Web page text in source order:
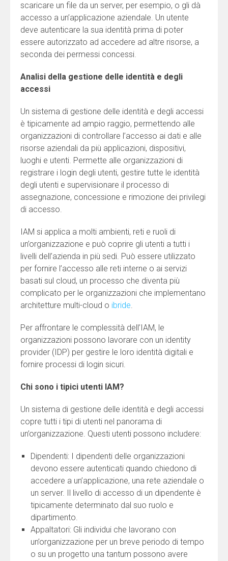
scaricare un file da un server, per esempio, o gli dà
accesso a un’applicazione aziendale. Un utente
deve autenticare la sua identità prima di poter
essere autorizzato ad accedere ad altre risorse, a
seconda dei permessi concessi.
Analisi della gestione delle identità e degli
accessi
Un sistema di gestione delle identità e degli accessi
è tipicamente ad ampio raggio, permettendo alle
organizzazioni di controllare l’accesso ai dati e alle
risorse aziendali da più applicazioni, dispositivi,
luoghi e utenti. Permette alle organizzazioni di
registrare i login degli utenti, gestire tutte le identità
degli utenti e supervisionare il processo di
assegnazione, concessione e rimozione dei privilegi
di accesso.
IAM si applica a molti ambienti, reti e ruoli di
un’organizzazione e può coprire gli utenti a tutti i
livelli dell’azienda in più sedi. Può essere utilizzato
per fornire l’accesso alle reti interne o ai servizi
basati sul cloud, un processo che diventa più
complicato per le organizzazioni che implementano
architetture multi-cloud o ibride.
Per affrontare le complessità dell’IAM, le
organizzazioni possono lavorare con un identity
provider (IDP) per gestire le loro identità digitali e
fornire processi di login sicuri.
Chi sono i tipici utenti IAM?
Un sistema di gestione delle identità e degli accessi
copre tutti i tipi di utenti nel panorama di
un’organizzazione. Questi utenti possono includere:
Dipendenti: I dipendenti delle organizzazioni
devono essere autenticati quando chiedono di
accedere a un’applicazione, una rete aziendale o
un server. Il livello di accesso di un dipendente è
tipicamente determinato dal suo ruolo e
dipartimento.
Appaltatori: Gli individui che lavorano con
un’organizzazione per un breve periodo di tempo
o su un progetto una tantum possono avere